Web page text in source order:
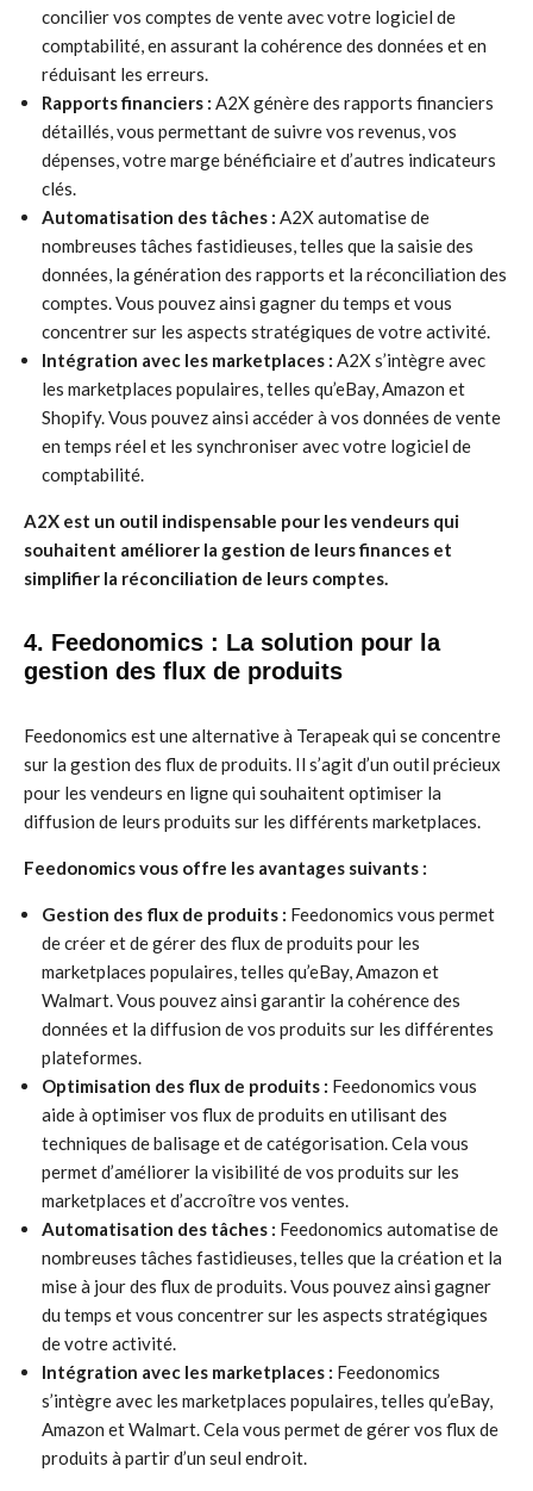
concilier vos comptes de vente avec votre logiciel de
comptabilité, en assurant la cohérence des données et en
réduisant les erreurs.
Rapports financiers : A2X génère des rapports financiers
détaillés, vous permettant de suivre vos revenus, vos
dépenses, votre marge bénéficiaire et d’autres indicateurs
clés.
Automatisation des tâches : A2X automatise de
nombreuses tâches fastidieuses, telles que la saisie des
données, la génération des rapports et la réconciliation des
comptes. Vous pouvez ainsi gagner du temps et vous
concentrer sur les aspects stratégiques de votre activité.
Intégration avec les marketplaces : A2X s’intègre avec
les marketplaces populaires, telles qu’eBay, Amazon et
Shopify. Vous pouvez ainsi accéder à vos données de vente
en temps réel et les synchroniser avec votre logiciel de
comptabilité.
A2X est un outil indispensable pour les vendeurs qui
souhaitent améliorer la gestion de leurs finances et
simplifier la réconciliation de leurs comptes.
4. Feedonomics : La solution pour la
gestion des flux de produits
Feedonomics est une alternative à Terapeak qui se concentre
sur la gestion des flux de produits. Il s’agit d’un outil précieux
pour les vendeurs en ligne qui souhaitent optimiser la
diffusion de leurs produits sur les différents marketplaces.
Feedonomics vous offre les avantages suivants :
Gestion des flux de produits : Feedonomics vous permet
de créer et de gérer des flux de produits pour les
marketplaces populaires, telles qu’eBay, Amazon et
Walmart. Vous pouvez ainsi garantir la cohérence des
données et la diffusion de vos produits sur les différentes
plateformes.
Optimisation des flux de produits : Feedonomics vous
aide à optimiser vos flux de produits en utilisant des
techniques de balisage et de catégorisation. Cela vous
permet d’améliorer la visibilité de vos produits sur les
marketplaces et d’accroître vos ventes.
Automatisation des tâches : Feedonomics automatise de
nombreuses tâches fastidieuses, telles que la création et la
mise à jour des flux de produits. Vous pouvez ainsi gagner
du temps et vous concentrer sur les aspects stratégiques
de votre activité.
Intégration avec les marketplaces : Feedonomics
s’intègre avec les marketplaces populaires, telles qu’eBay,
Amazon et Walmart. Cela vous permet de gérer vos flux de
produits à partir d’un seul endroit.